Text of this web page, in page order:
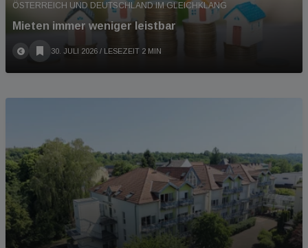
ÖSTERREICH UND DEUTSCHLAND IM GLEICHKLANG
Mieten immer weniger leistbar
30. JULI 2026 / LESEZEIT 2 MIN